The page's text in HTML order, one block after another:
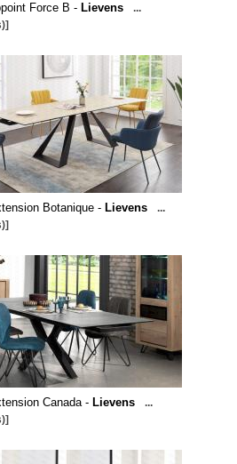
Force B - Lievens
...
Botanique - Lievens
...
Canada - Lievens
...